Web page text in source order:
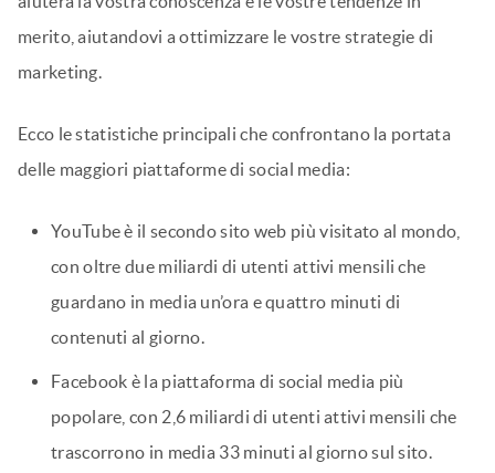
merito, aiutandovi a ottimizzare le vostre strategie di
marketing.
Ecco le statistiche principali che confrontano la portata
delle maggiori piattaforme di social media:
YouTube è il secondo sito web più visitato al mondo,
con oltre due miliardi di utenti attivi mensili che
guardano in media un’ora e quattro minuti di
contenuti al giorno.
Facebook è la piattaforma di social media più
popolare, con 2,6 miliardi di utenti attivi mensili che
trascorrono in media 33 minuti al giorno sul sito.